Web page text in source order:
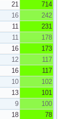
21
714
16
242
11
231
11
178
16
173
12
117
16
117
10
102
13
101
9
100
18
78